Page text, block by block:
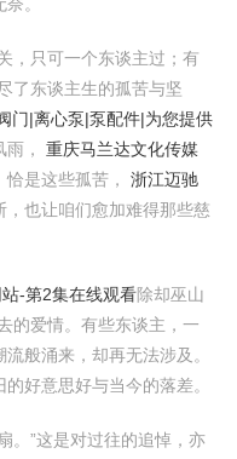
，只可一个东谈主过；有
了东谈主生的孤苦与坚
门|离心泵|泵配件|为您提供
雨， 重庆马兰达文化传媒
是这些孤苦， 浙江迈驰
，也让咱们愈加难得那些慈
-第2集在线观看除却巫山
的爱情。有些东谈主，一
般涌来，却再无法涉及。
好意思好与当今的落差。
。”这是对过往的追悼，亦